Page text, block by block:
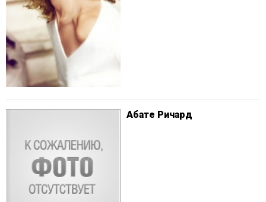
Абате Ричард